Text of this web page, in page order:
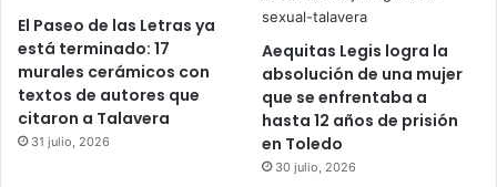
El Paseo de las Letras ya
está terminado: 17
murales cerámicos con
textos de autores que
citaron a Talavera
31 julio, 2026
Aequitas Legis logra la
absolución de una mujer
que se enfrentaba a
hasta 12 años de prisión
en Toledo
30 julio, 2026